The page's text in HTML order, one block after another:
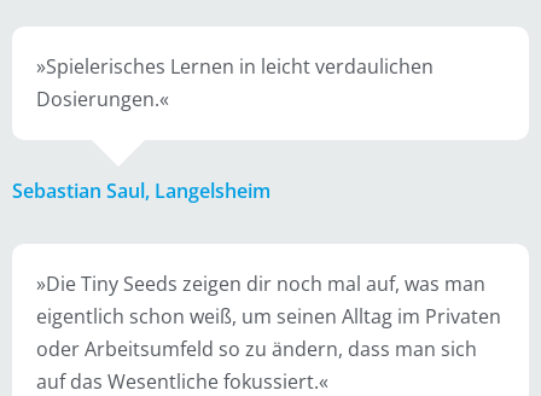
»Spielerisches Lernen in leicht verdaulichen
Dosierungen.«
Sebastian Saul, Langelsheim
»Die Tiny Seeds zeigen dir noch mal auf, was man
eigentlich schon weiß, um seinen Alltag im Privaten
oder Arbeitsumfeld so zu ändern, dass man sich
auf das Wesentliche fokussiert.«